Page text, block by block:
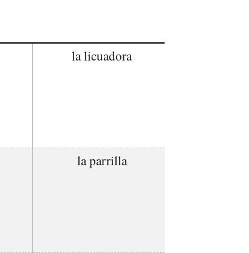
la licuadora
la parrilla